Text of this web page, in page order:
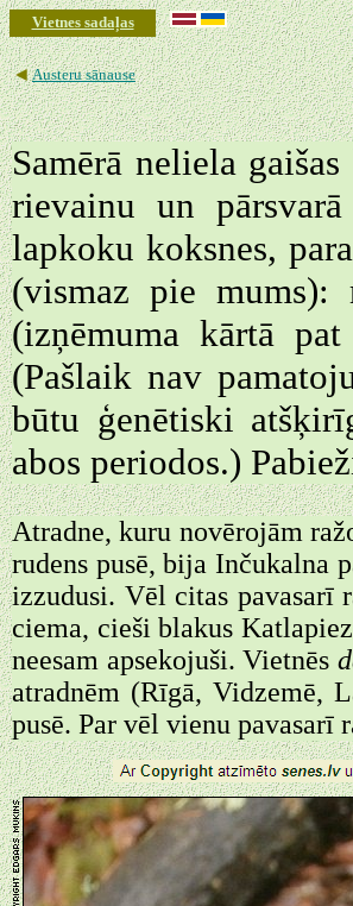
Vietnes sadaļas
◄Austeru sānause
Samērā neliela
rievainu un
lapkoku koksnes,
(vismaz pie
(izņēmuma kārtā
(Pašlaik nav
būtu ģenētiski
abos periodos.)
Atradne, kuru novērojām
rudens pusē, bija Inčukalna
izzudusi. Vēl citas pavasarī
ciema, cieši blakus
neesam apsekojuši. Vietnēs
atradnēm (Rīgā, Vidzemē,
pusē. Par vēl vienu